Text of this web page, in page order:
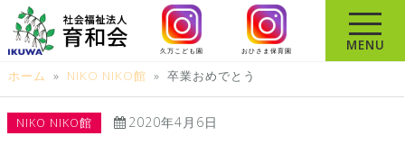
ン
テ
ン
久万こども園 おひさま保育園
MENU
ホーム » NIKO NIKO館 » 卒業おめでとう
NIKO NIKO館 2020年4月6日